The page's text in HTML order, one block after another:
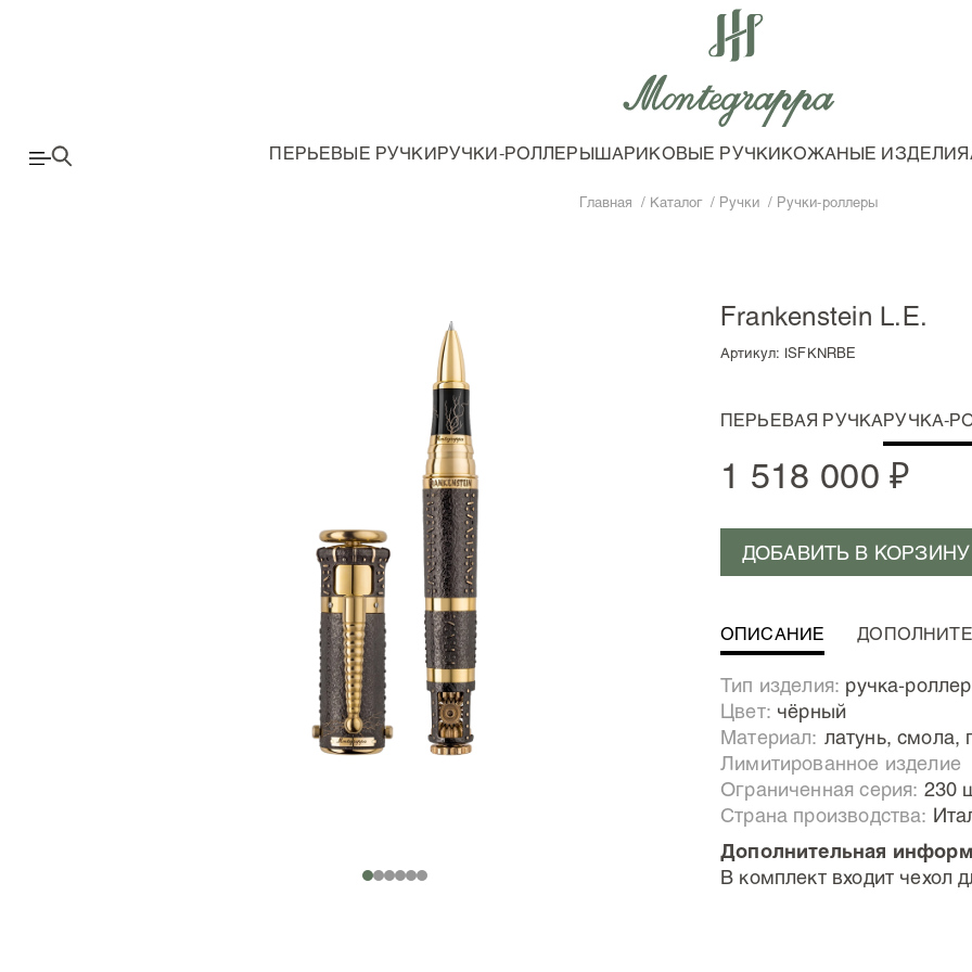
ПЕРЬЕВЫЕ РУЧКИРУЧКИ-РОЛЛЕРЫШАРИКОВЫЕ РУЧКИКОЖАНЫЕ ИЗДЕЛИЯ
Главная Каталог Ручки Ручки-роллеры
Frankenstein L.E.
Артикул: ISFKNRBE
ПЕРЬЕВАЯ РУЧКАРУЧКА-
1 518 000 ₽
ДОБАВИТЬ В КОРЗИНУ
ОПИСАНИЕ
Энергия пульсирует в
первой коллекции,
основу одного из
старая голливудская
ленты компании
серии ручек, которые
изобретение. Страсть
монстра,
Выдающееся
Тип изделия: ручка-роллер
Цвет: чёрный
Материал:
Латунь,
Лимитированное изделие
Ограниченная серия: 230
Страна производства:
Дополнительная
В комплект входит чехол